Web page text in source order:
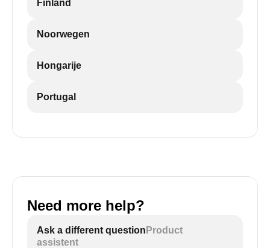
Finland
Noorwegen
Hongarije
Portugal
Need more help?
Ask a different question Product
assistent